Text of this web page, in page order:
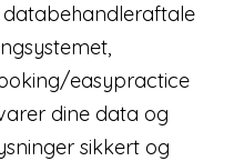
databehandleraftale
easypractice
dine data og
sikkert og